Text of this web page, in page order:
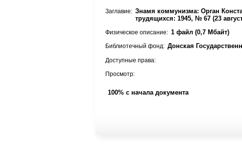
Заглавие: Знамя коммунизма: Орган
трудящихся: 1945, № 67 (23
Физическое описание: 1 файл (0,7 Мбайт)
Библиотечный фонд: Донская
Доступные права:
Просмотр:
100% с начала документа